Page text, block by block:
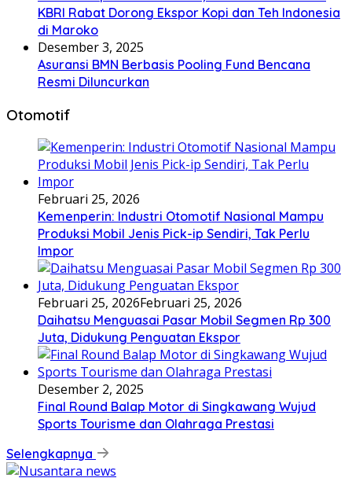
KBRI Rabat Dorong Ekspor Kopi dan Teh Indonesia
di Maroko
Desember 3, 2025
Asuransi BMN Berbasis Pooling Fund Bencana
Resmi Diluncurkan
Otomotif
Februari 25, 2026
Kemenperin: Industri Otomotif Nasional Mampu
Produksi Mobil Jenis Pick-ip Sendiri, Tak Perlu
Impor
Februari 25, 2026Februari 25, 2026
Daihatsu Menguasai Pasar Mobil Segmen Rp 300
Juta, Didukung Penguatan Ekspor
Desember 2, 2025
Final Round Balap Motor di Singkawang Wujud
Sports Tourisme dan Olahraga Prestasi
Selengkapnya